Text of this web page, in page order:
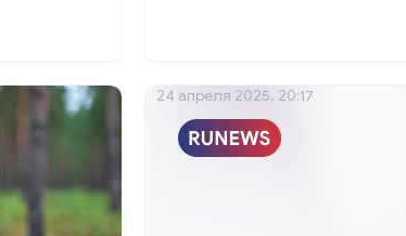
24 апреля 2025, 20:17